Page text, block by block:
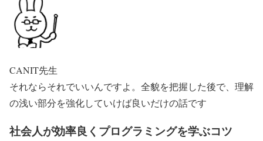
CANIT先生
それならそれでいいんですよ。全貌を把握した後で、理解
の浅い部分を強化していけば良いだけの話です
社会人が効率良くプログラミングを学ぶコツ